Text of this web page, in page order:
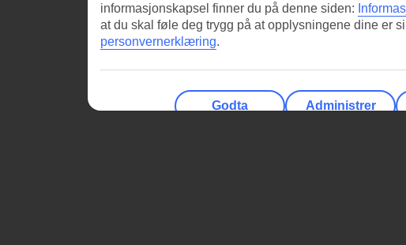
informasjonskapsel finner du på denne siden:
at du skal føle deg trygg på at opplysningene dine er
personvernerklæring.
Godta Administrer